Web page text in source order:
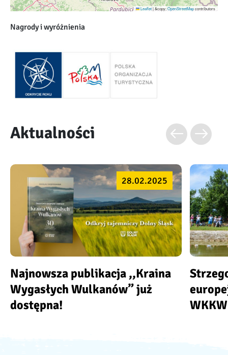
Leaflet|&copy;OpenStreetMapcontributors
Nagrody i wyróżnienia
Aktualności
28.02.2025
Najnowsza publikacja ,,Kraina
Wygasłych Wulkanów” już
dostępna!